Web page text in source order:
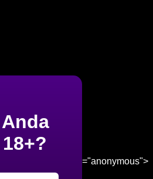
="anonymous">